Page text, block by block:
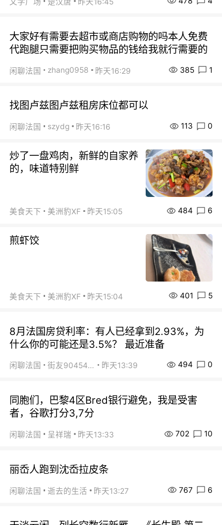
大家好有需要去超市或商店购物的吗本人免费
代跑腿只需要把购买物品的钱给我就行需要的
闲聊法国 zhang0958 昨天16:29 385 1
找图卢兹图卢兹租房床位都可以
闲聊法国 szydg 昨天16:16 113 0
炒了一盘鸡肉，新鲜的自家养
的，味道特别鲜
美食天下 美洲豹XF 昨天15:05 484 6
煎虾饺
美食天下 美洲豹XF 昨天15:04 401 5
8月法国房贷利率：有人已经拿到2.93%，为
什么你的可能还是3.5%？ 最近准备
闲聊法国 街友90454511 昨天13:39 494 0
同胞们，巴黎4区Bred银行避免，我是受害
者，谷歌打分3,7分
闲聊法国 呈祥瑞 昨天13:33 702 10
丽岙人跑到沈岙拉皮条
闲聊法国 逝去的生活 昨天13:27 767 6